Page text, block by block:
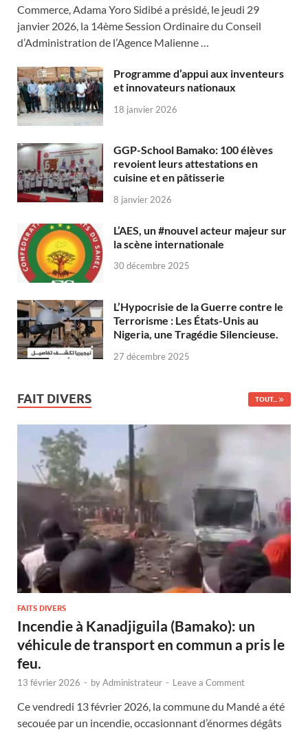
Commerce, Adama Yoro Sidibé a présidé, le jeudi 29
janvier 2026, la 14ème Session Ordinaire du Conseil
d’Administration de l’Agence Malienne …
Programme d’appui aux inventeurs
et innovateurs nationaux
18 janvier 2026
GGP-School Bamako: 100 élèves
revoient leurs attestations en
cuisine et en pâtisserie
8 janvier 2026
L’AES, un #nouvel acteur majeur sur
la scène internationale
30 décembre 2025
L’Hypocrisie de la Guerre contre le
Terrorisme : Les États-Unis au
Nigeria, une Tragédie Silencieuse.
27 décembre 2025
FAIT DIVERS TOUT...
FAITS DIVERS
Incendie à Kanadjiguila (Bamako): un
véhicule de transport en commun a pris le
feu.
13 février 2026 - byAdministrateur - Leave a Comment
Ce vendredi 13 février 2026, la commune du Mandé a été
secouée par un incendie, occasionnant d’énormes dégâts